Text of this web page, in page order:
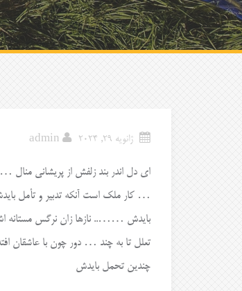
ژانویه 29, 2024 admin
ای دل اندر بند زلفش از پریشانی
… کار ملک است آنکه تدبیر و تأمل
بایدش …….. نازها زان نرگس مستانه
تعلل تا به چند … دور چون با
چندین تحمل بایدش